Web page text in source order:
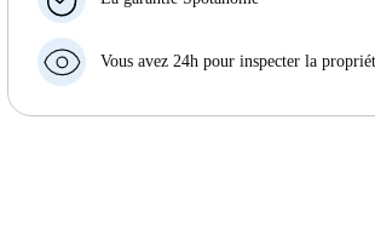
préavis, nous allons soit (A) vous payer
soit (B) vous rembourser en totalité.
Vous avez 24h pour inspecter la